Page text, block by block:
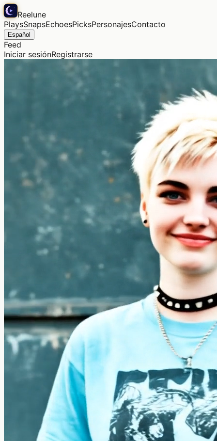
Reelune
PlaysSnapsEchoesPicksPersonajesContacto
Español
Feed
Iniciar sesiónRegistrarse